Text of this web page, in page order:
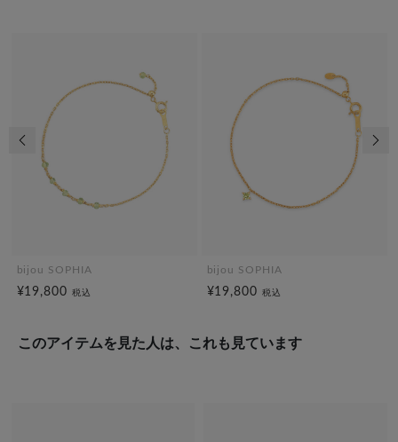
bijou SOPHIA
¥19,800税込
bijou SOPHIA
¥19,800税込
前の画像
このアイテムを見た人は、これも見ています